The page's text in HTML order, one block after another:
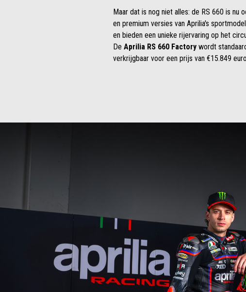
Maar dat is nog niet alles: de RS 660 is nu
en premium versies van Aprilia's
en bieden een unieke rijervaring op het
De Aprilia RS 660 Factorywordt
verkrijgbaar voor een prijs van €15.849